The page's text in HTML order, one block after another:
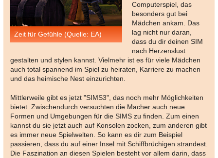
Zeit für Gefühle (Quelle: EA)
Computerspiel, das
besonders gut bei
Mädchen ankam. Das
lag nicht nur daran,
dass du dir deinen SIM
nach Herzenslust
gestalten und stylen kannst. Vielmehr ist es für viele Mädchen
auch total spannend im Spiel zu heiraten, Karriere zu machen
und das heimische Nest einzurichten.
Mittlerweile gibt es jetzt "SIMS3", das noch mehr Möglichkeiten
bietet. Zwischendurch versuchten die Macher auch neue
Formen und Umgebungen für die SIMS zu finden. Zum einen
kannst du sie jetzt auch auf Konsolen zocken, zum anderen gibt
es immer neue Spielwelten. So kann es dir zum Beispiel
passieren, dass du auf einer Insel mit Schiffbrüchigen strandest.
Die Faszination an diesen Spielen besteht vor allem darin, dass